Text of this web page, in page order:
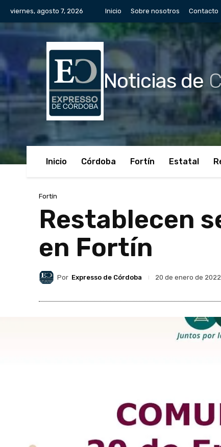
viernes, agosto 7, 2026 Inicio Sobre nosotros Contacto
Noticias de
Inicio Córdoba Fortín Estatal
Fortín
Restablecen
en Fortín
Por Expresso de Córdoba 20 de enero de 2022